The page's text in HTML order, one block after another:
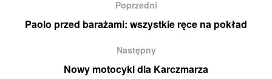
Poprzedni
Paolo przed barażami: wszystkie ręce na pokład
Następny
Nowy motocykl dla Karczmarza